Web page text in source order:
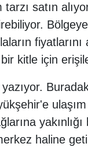
satın
fiyatlarını
kitle için
yakınlığı
haline